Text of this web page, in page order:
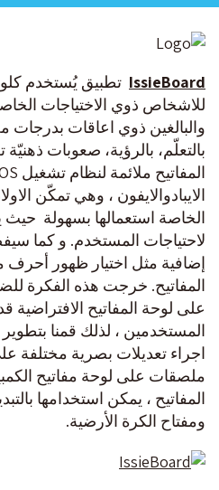
IssieBoard تطبيق يُستخدم
للاشخاص ذوي الاختياجات
والبالغين ذوي اعاقات بدرجات
بالتعلّم، بالرؤية، صعوبات
الايبادوالايفون ، وهي تمكّن
الخاصة استعمالها بسهولة حيث
لاحتياجات المستخدم. و كما
إضافية مثل اختيار ظهور
المفاتيح. خرجت هذه الفكرة
على لوحة المفاتيح الافتراضية
المستخدمين ، لذلك قمنا بتطوير
اجراء تعديلات بصرية مختلفة
ملصقات على لوحة مفاتيح
المفاتيح ، يمكن استخدامها
ومفتاح الكرة الأرضية.